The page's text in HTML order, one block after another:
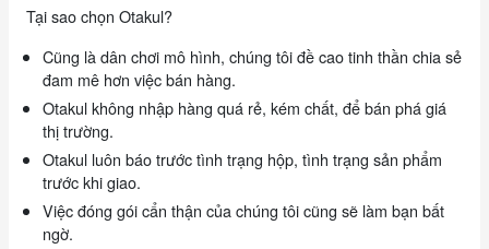
Tại sao chọn Otakul?
Cũng là dân chơi mô hình, chúng tôi đề cao tinh thần chia sẻ
đam mê hơn việc bán hàng.
Otakul không nhập hàng quá rẻ, kém chất, để bán phá giá
thị trường.
Otakul luôn báo trước tình trạng hộp, tình trạng sản phẩm
trước khi giao.
Việc đóng gói cẩn thận của chúng tôi cũng sẽ làm bạn bất
ngờ.